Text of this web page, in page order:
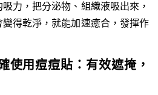
力，把分泌物、組織液吸出來，
得乾淨，就能加速癒合，發揮作
使用痘痘貼：有效遮掩，